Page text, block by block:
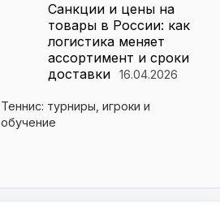
Санкции и цены на
товары в России: как
логистика меняет
ассортимент и сроки
доставки
16.04.2026
Теннис: турниры, игроки и
обучение